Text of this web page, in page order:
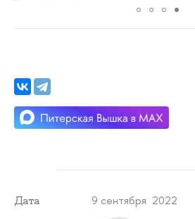
Дата 9 сентября 2022